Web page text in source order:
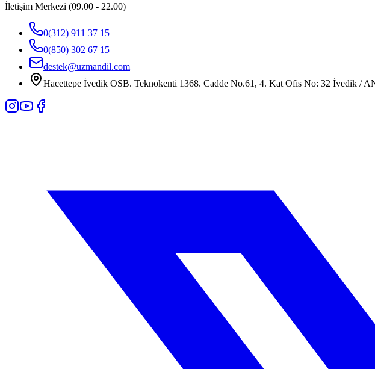
İletişim Merkezi (09.00 - 22.00)
0(312) 911 37 15
0(850) 302 67 15
destek@uzmandil.com
Hacettepe İvedik OSB. Teknokenti 1368. Cadde No.61, 4. Kat Ofis No: 32 İvedik /